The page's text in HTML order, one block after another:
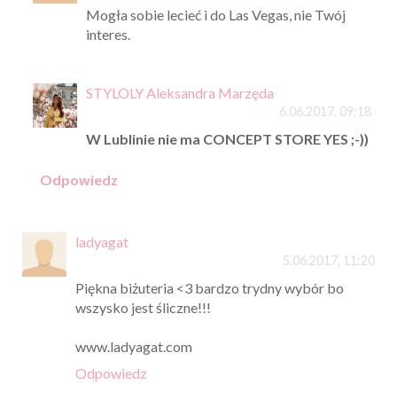
Mogła sobie lecieć i do Las Vegas, nie Twój
interes.
STYLOLY Aleksandra Marzęda
6.06.2017, 09:18
W Lublinie nie ma CONCEPT STORE YES ;-))
Odpowiedz
ladyagat
5.06.2017, 11:20
Piękna biżuteria <3 bardzo trydny wybór bo
wszysko jest śliczne!!!
www.ladyagat.com
Odpowiedz